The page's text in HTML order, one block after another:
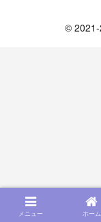
© 2021-
メニュー ホーム